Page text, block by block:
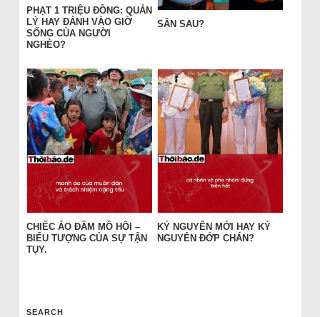
PHẠT 1 TRIỆU ĐỒNG: QUẢN
LÝ HAY ĐÁNH VÀO GIỜ
SỐNG CỦA NGƯỜI
NGHÈO?
SÂN SAU?
CHIẾC ÁO ĐẦM MỒ HÔI –
BIỂU TƯỢNG CỦA SỰ TẬN
TỤY.
KỶ NGUYÊN MỚI HAY KỶ
NGUYÊN ĐỚP CHÁN?
SEARCH